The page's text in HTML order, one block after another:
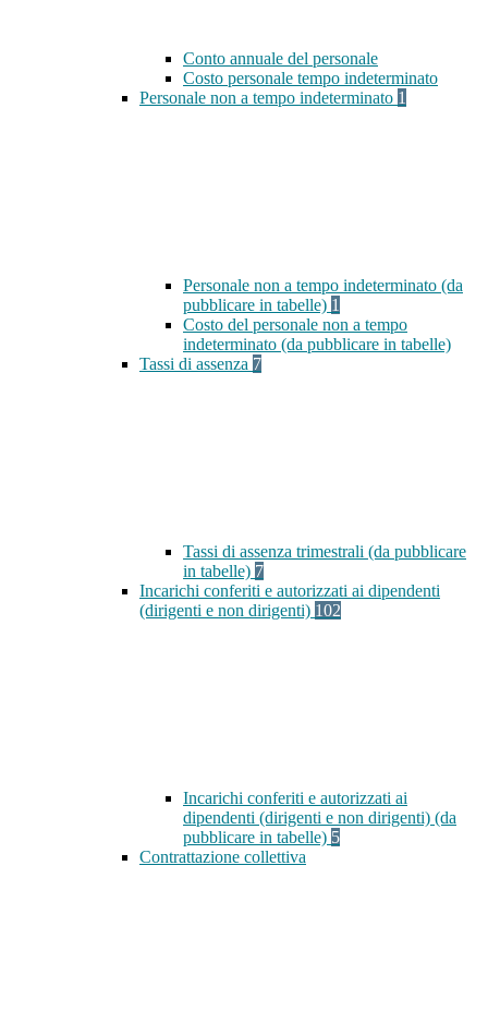
Conto annuale del personale
Costo personale tempo indeterminato
Personale non a tempo indeterminato 1
Personale non a tempo indeterminato (da
pubblicare in tabelle) 1
Costo del personale non a tempo
indeterminato (da pubblicare in tabelle)
Tassi di assenza 7
Tassi di assenza trimestrali (da pubblicare
in tabelle) 7
Incarichi conferiti e autorizzati ai dipendenti
(dirigenti e non dirigenti) 102
Incarichi conferiti e autorizzati ai
dipendenti (dirigenti e non dirigenti) (da
pubblicare in tabelle) 5
Contrattazione collettiva